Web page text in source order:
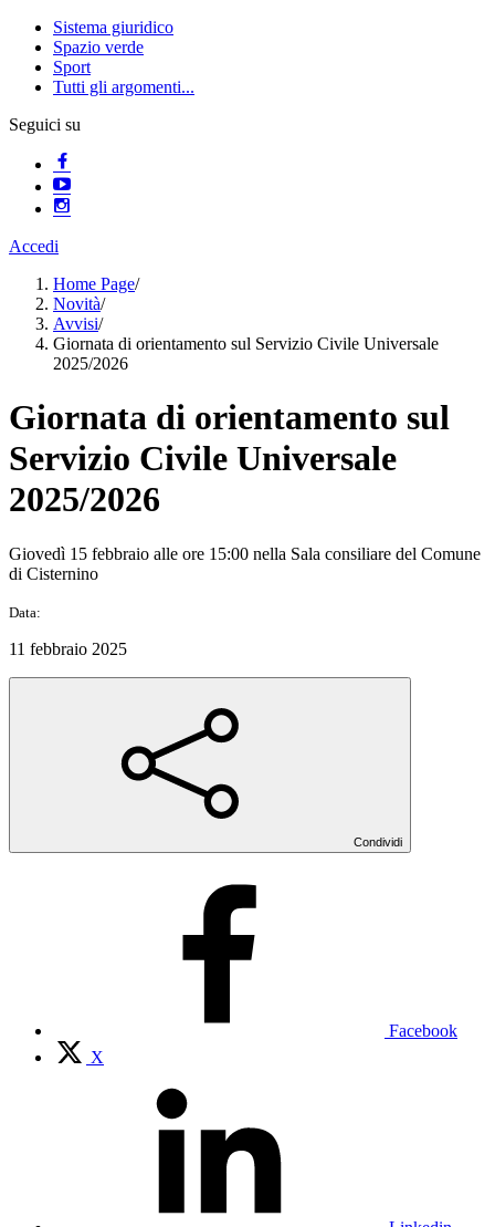
Sistema giuridico
Spazio verde
Sport
Tutti gli argomenti...
Seguici su
Accedi
Home Page/
Novità/
Avvisi/
Giornata di orientamento sul Servizio Civile Universale
2025/2026
Giornata di orientamento sul
Servizio Civile Universale
2025/2026
Giovedì 15 febbraio alle ore 15:00 nella Sala consiliare del Comune
di Cisternino
Data:
11 febbraio 2025
Condividi
Facebook
X